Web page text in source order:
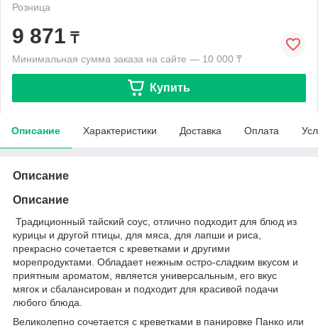
Розница
9 871 ₸
Минимальная сумма заказа на сайте — 10 000 ₸
Купить
Описание Характеристики Доставка Оплата
Описание
Описание
Традиционный тайский соус, отлично подходит для блюд из
курицы и другой птицы, для мяса, для лапши и риса,
прекрасно сочетается с креветками и другими
морепродуктами. Обладает нежным остро-сладким вкусом и
приятным ароматом, является универсальным, его вкус
мягок и сбалансирован и подходит для красивой подачи
любого блюда.
Великолепно сочетается с креветками в панировке Панко или